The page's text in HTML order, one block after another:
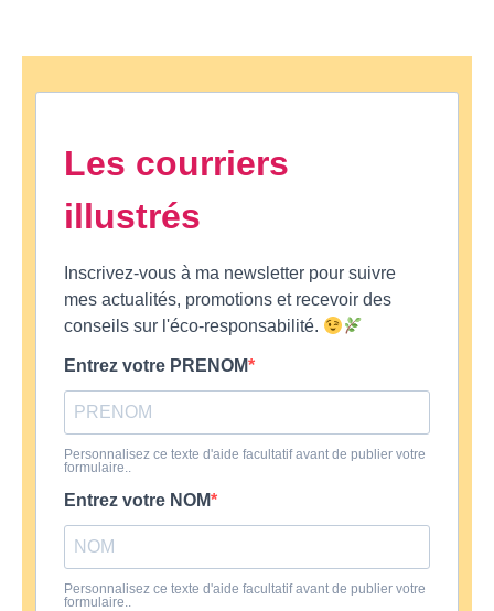
Les courriers
illustrés
Inscrivez-vous à ma newsletter pour suivre
mes actualités, promotions et recevoir des
conseils sur l'éco-responsabilité.
Entrez votre PRENOM
Personnalisez ce texte d'aide facultatif avant de publier votre
formulaire..
Entrez votre NOM
Personnalisez ce texte d'aide facultatif avant de publier votre
formulaire..